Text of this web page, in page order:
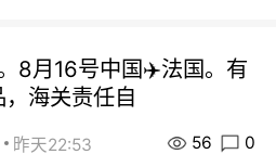
8月16号中国✈️法国。有
海关责任自
昨天22:53 56 0